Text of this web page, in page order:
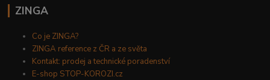
ZINGA
Co je ZINGA?
ZINGA reference z ČR a ze světa
Kontakt: prodej a technické poradenství
E-shop STOP-KOROZI.cz